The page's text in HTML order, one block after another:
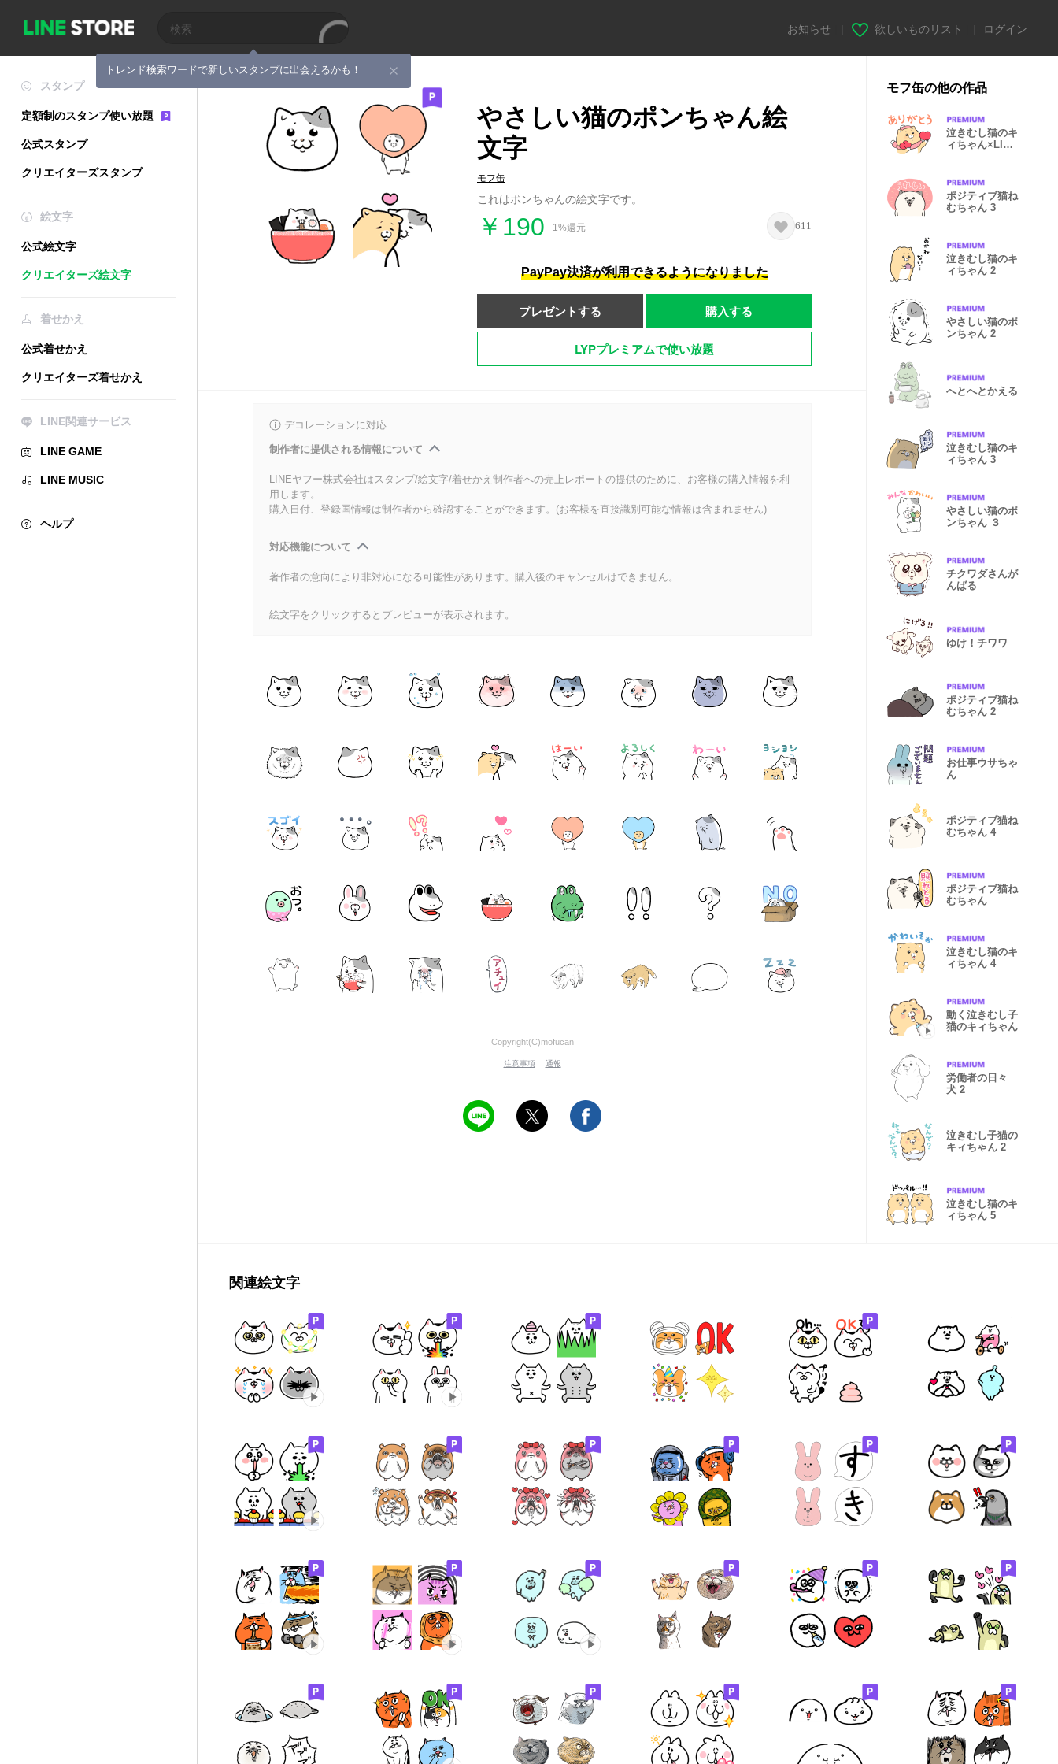
トレンド検索ワードで新しいスタンプに出会えるかも！
お知らせ 欲しいものリスト ログイン
スタンプ
定額制のスタンプ使い放題
公式スタンプ
クリエイターズスタンプ
絵文字
公式絵文字
クリエイターズ絵文字
着せかえ
公式着せかえ
クリエイターズ着せかえ
LINE関連サービス
LINE GAME
LINE MUSIC
ヘルプ
やさしい猫のポンちゃん絵
文字
モフ缶
これはポンちゃんの絵文字です。
￥190 1%還元 611
PayPay決済が利用できるようになりました
プレゼントする 購入する
LYPプレミアムで使い放題
デコレーションに対応
制作者に提供される情報について
LINEヤフー株式会社はスタンプ/絵文字/着せかえ制作者への売上レポートの提供のために、お客様の購入情報を利
用します。
購入日付、登録国情報は制作者から確認することができます。(お客様を直接識別可能な情報は含まれません)
対応機能について
著作者の意向により非対応になる可能性があります。購入後のキャンセルはできません。
絵文字をクリックするとプレビューが表示されます。
Copyright(C)mofucan
注意事項 通報
モフ缶の他の作品
泣きむし猫のキ
ィちゃん×LINE
ポジティブ猫ね
むちゃん 3
泣きむし猫のキ
ィちゃん 2
やさしい猫のポ
ンちゃん 2
へとへとかえる
泣きむし猫のキ
ィちゃん 3
やさしい猫のポ
ンちゃん ３
チクワダさんが
んばる
ゆけ！チワワ
ポジティブ猫ね
むちゃん 2
お仕事ウサちゃ
ん
ポジティブ猫ね
むちゃん 4
ポジティブ猫ね
むちゃん
泣きむし猫のキ
ィちゃん 4
動く泣きむし子
猫のキィちゃん
労働者の日々
犬 2
泣きむし子猫の
キィちゃん 2
泣きむし猫のキ
ィちゃん 5
関連絵文字